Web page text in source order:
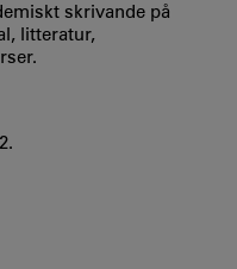
skrivande på
litteratur,